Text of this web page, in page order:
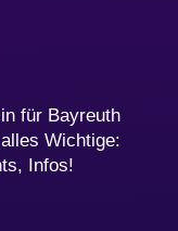
für Bayreuth
Wichtige:
Infos!